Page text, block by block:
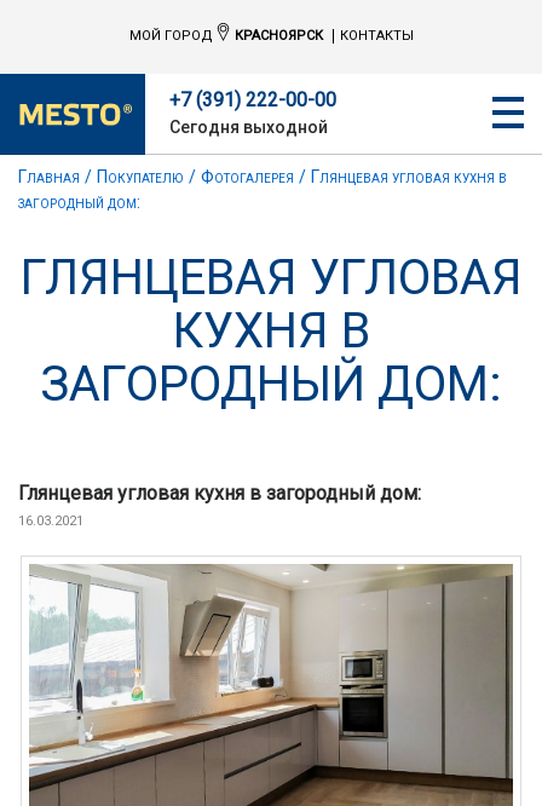
МОЙ ГОРОД КРАСНОЯРСК КОНТАКТЫ
+7 (391) 222-00-00
Сегодня выходной
Главная Покупателю Фотогалерея
Глянцевая угловая кухня в
загородный дом:
ГЛЯНЦЕВАЯ УГЛОВАЯ
КУХНЯ В
ЗАГОРОДНЫЙ ДОМ:
Глянцевая угловая кухня в загородный дом:
16.03.2021